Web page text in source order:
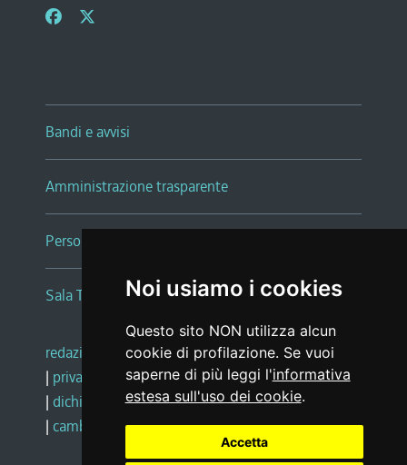
Noi usiamo i cookies
Questo sito NON utilizza alcun
cookie di profilazione. Se vuoi
saperne di più leggi l'informativa
estesa sull'uso dei cookie.
Accetta
Bandi e avvisi
Amministrazione trasparente
Persone e Uffici
Sala Tiziano Tessitori
redazione web |note legali |glossario
| privacy
social media policy
| dichiarazione di accessibilità |feedback
| cambio preferenze cookie